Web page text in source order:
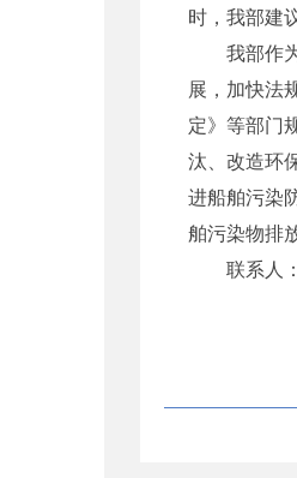
时，我部建
我部作为
展，加快法
定》等部门
汰、改造环
进船舶污染
舶污染物排
联系人：